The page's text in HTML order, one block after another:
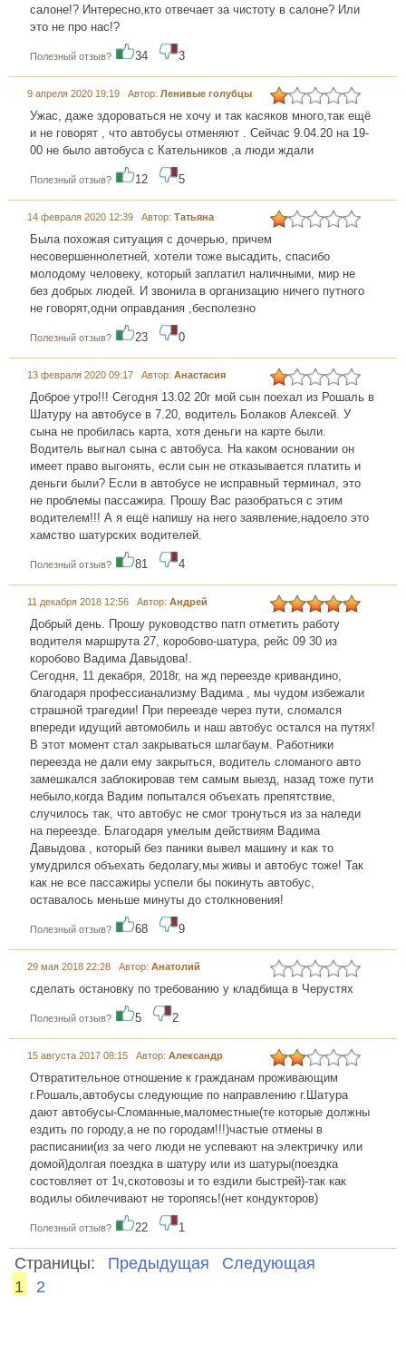
салоне!? Интересно,кто отвечает за чистоту в салоне? Или
это не про нас!?
Полезный отзыв? 34 3
9 апреля 2020 19:19 Автор: Ленивые голубцы
Ужас, даже здороваться не хочу и так касяков много,так ещё
и не говорят , что автобусы отменяют . Сейчас 9.04.20 на 19-
00 не было автобуса с Кательников ,а люди ждали
Полезный отзыв? 12 5
14 февраля 2020 12:39 Автор: Татьяна
Была похожая ситуация с дочерью, причем
несовершеннолетней, хотели тоже высадить, спасибо
молодому человеку, который заплатил наличными, мир не
без добрых людей. И звонила в организацию ничего путного
не говорят,одни оправдания ,бесполезно
Полезный отзыв? 23 0
13 февраля 2020 09:17 Автор: Анастасия
Доброе утро!!! Сегодня 13.02 20г мой сын поехал из Рошаль в
Шатуру на автобусе в 7.20, водитель Болаков Алексей. У
сына не пробилась карта, хотя деньги на карте были.
Водитель выгнал сына с автобуса. На каком основании он
имеет право выгонять, если сын не отказывается платить и
деньги были? Если в автобусе не исправный терминал, это
не проблемы пассажира. Прошу Вас разобраться с этим
водителем!!! А я ещё напишу на него заявление,надоело это
хамство шатурских водителей.
Полезный отзыв? 81 4
11 декабря 2018 12:56 Автор: Андрей
Добрый день. Прошу руководство патп отметить работу
водителя маршрута 27, коробово-шатура, рейс 09 30 из
коробово Вадима Давыдова!.
Сегодня, 11 декабря, 2018г, на жд переезде кривандино,
благодаря профессианализму Вадима , мы чудом избежали
страшной трагедии! При переезде через пути, сломался
впереди идущий автомобиль и наш автобус остался на путях!
В этот момент стал закрываться шлагбаум. Работники
переезда не дали ему закрыться, водитель сломаного авто
замешкался заблокировав тем самым выезд, назад тоже пути
небыло,когда Вадим попытался объехать препятствие,
случилось так, что автобус не смог тронуться из за наледи
на переезде. Благодаря умелым действиям Вадима
Давыдова , который без паники вывел машину и как то
умудрился объехать бедолагу,мы живы и автобус тоже! Так
как не все пассажиры успели бы покинуть автобус,
оставалось меньше минуты до столкновения!
Полезный отзыв? 68 9
29 мая 2018 22:28 Автор: Анатолий
сделать остановку по требованию у кладбища в Черустях
Полезный отзыв? 5 2
15 августа 2017 08:15 Автор: Александр
Отвратительное отношение к гражданам проживающим
г.Рошаль,автобусы следующие по направлению г.Шатура
дают автобусы-Сломанные,маломестные(те которые должны
ездить по городу,а не по городам!!!)частые отмены в
расписании(из за чего люди не успевают на электричку или
домой)долгая поездка в шатуру или из шатуры(поездка
состовляет от 1ч,скотовозы и то ездили быстрей)-так как
водилы обилечивают не торопясь!(нет кондукторов)
Полезный отзыв? 22 1
Страницы: Предыдущая
Следующая
1
2